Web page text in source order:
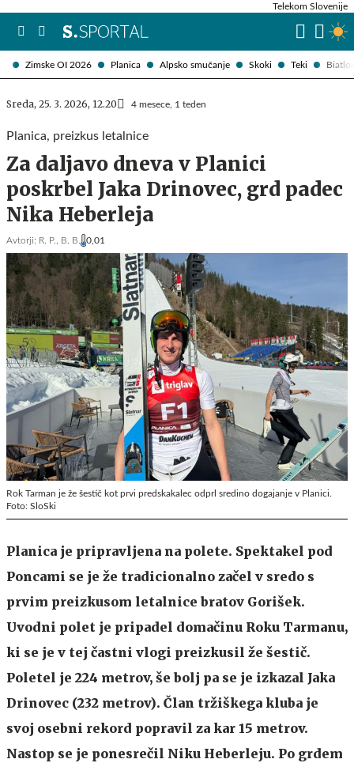
Zimske OI 2026 Planica Alpsko smučanje Skoki Teki
Telekom Slovenije
Sreda, 25. 3. 2026, 12.20 4 mesece, 1 teden
Planica, preizkus letalnice
Za daljavo dneva v Planici
poskrbel Jaka Drinovec, grd padec
Nika Heberleja
Avtorji: R. P., B. B. 0,01
Rok Tarman je že šestič kot prvi predskakalec odprl sredino dogajanje v Planici.
Foto: SloSki
Planica je pripravljena na polete. Spektakel pod
Poncami se je že tradicionalno začel v sredo s
prvim preizkusom letalnice bratov Gorišek.
Uvodni polet je pripadel domačinu Roku Tarmanu,
ki se je v tej častni vlogi preizkusil že šestič.
Poletel je 224 metrov, še bolj pa se je izkazal Jaka
Drinovec (232 metrov). Član tržiškega kluba je
svoj osebni rekord popravil za kar 15 metrov.
Nastop se je ponesrečil Niku Heberleju. Po grdem